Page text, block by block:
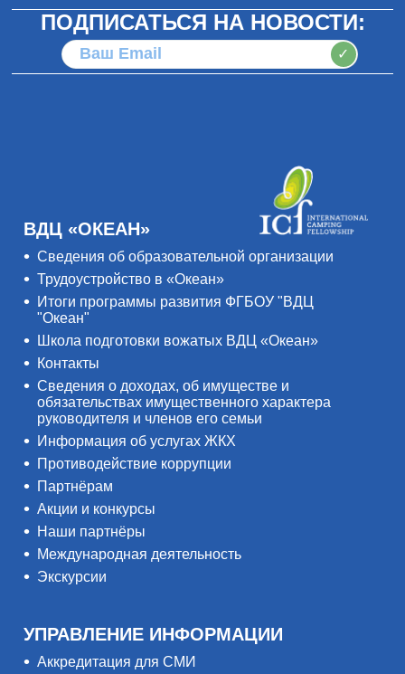
ПОДПИСАТЬСЯ НА НОВОСТИ:
✓
ВДЦ «ОКЕАН»
Сведения об образовательной организации
Трудоустройство в «Океан»
Итоги программы развития ФГБОУ "ВДЦ
"Океан"
Школа подготовки вожатых ВДЦ «Океан»
Контакты
Сведения о доходах, об имуществе и
обязательствах имущественного характера
руководителя и членов его семьи
Информация об услугах ЖКХ
Противодействие коррупции
Партнёрам
Акции и конкурсы
Наши партнёры
Международная деятельность
Экскурсии
УПРАВЛЕНИЕ ИНФОРМАЦИИ
Аккредитация для СМИ